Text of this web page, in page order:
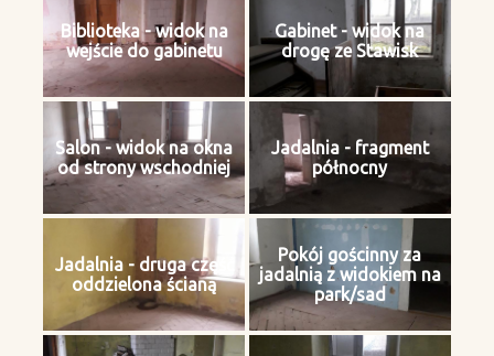
Biblioteka - widok na
wejście do gabinetu
Gabinet - widok na
drogę ze Stawisk
Salon - widok na okna
od strony wschodniej
Jadalnia - fragment
północny
Jadalnia - druga część
oddzielona ścianą
Pokój gościnny za
jadalnią z widokiem na
park/sad